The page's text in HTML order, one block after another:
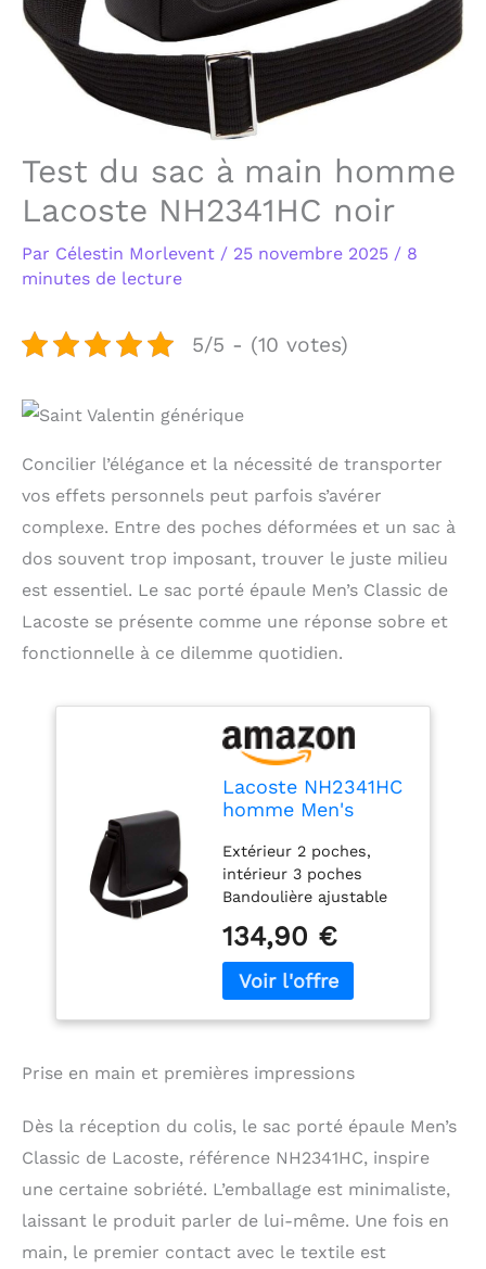
Test du sac à main homme
Lacoste NH2341HC noir
Par Célestin Morlevent / 25 novembre 2025 / 8
minutes de lecture
5/5 - (10 votes)
Concilier l’élégance et la nécessité de transporter
vos effets personnels peut parfois s’avérer
complexe. Entre des poches déformées et un sac à
dos souvent trop imposant, trouver le juste milieu
est essentiel. Le sac porté épaule Men’s Classic de
Lacoste se présente comme une réponse sobre et
fonctionnelle à ce dilemme quotidien.
Lacoste NH2341HC
homme Men's
main Noir (Black)
Extérieur 2 poches,
intérieur 3 poches
Bandoulière ajustable
ton Dimensions 20 x 21
x 6,5 cm Extérieur PVC
petit piqué
134,90 €
Prise en main et premières impressions
Dès la réception du colis, le sac porté épaule Men’s
Classic de Lacoste, référence NH2341HC, inspire
une certaine sobriété. L’emballage est minimaliste,
laissant le produit parler de lui-même. Une fois en
main, le premier contact avec le textile est